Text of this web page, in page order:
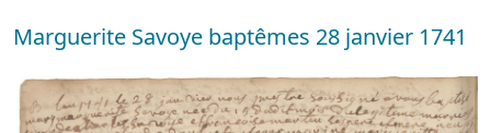
Marguerite Savoye baptêmes 28 janvier 1741